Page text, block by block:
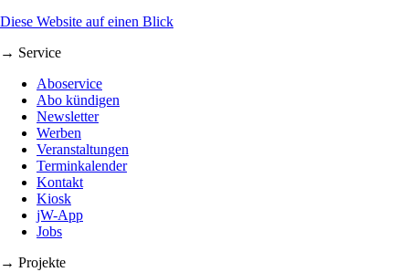
Diese Website auf einen Blick
→ Service
Aboservice
Abo kündigen
Newsletter
Werben
Veranstaltungen
Terminkalender
Kontakt
Kiosk
jW-App
Jobs
→ Projekte